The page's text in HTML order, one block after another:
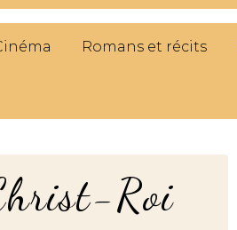
Romans et récits
Roi